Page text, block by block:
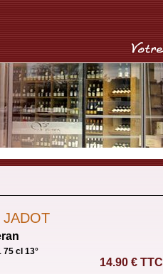
75 cl 13°
14.90 € TTC